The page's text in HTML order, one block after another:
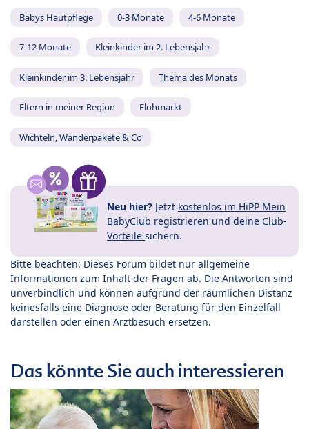
Babys Hautpflege 0-3 Monate 4-6 Monate
7-12 Monate Kleinkinder im 2. Lebensjahr
Kleinkinder im 3. Lebensjahr Thema des Monats
Eltern in meiner Region Flohmarkt
Wichteln, Wanderpakete & Co
Neu hier? Jetzt kostenlos im HiPP Mein
BabyClub registrieren und deine Club-
Vorteile sichern.
Bitte beachten: Dieses Forum bildet nur allgemeine
Informationen zum Inhalt der Fragen ab. Die Antworten sind
unverbindlich und können aufgrund der räumlichen Distanz
keinesfalls eine Diagnose oder Beratung für den Einzelfall
darstellen oder einen Arztbesuch ersetzen.
Das könnte Sie auch interessieren